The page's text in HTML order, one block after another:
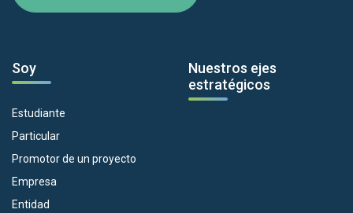
Soy
Estudiante
Particular
Promotor de un proyecto
Empresa
Entidad
Nuestros ejes
estratégicos